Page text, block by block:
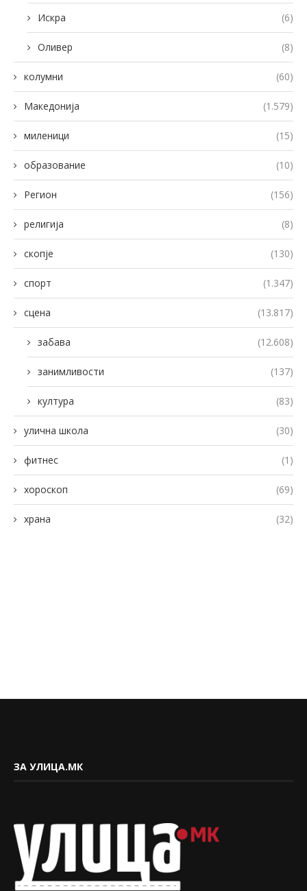
Искра (6)
Оливер (8)
колумни (60)
Македонија (1.579)
миленици (15)
образование (10)
Регион (156)
религија (8)
скопје (130)
спорт (1.347)
сцена (13.817)
забава (12.608)
занимливости (137)
култура (83)
улична школа (30)
фитнес (1)
хороскоп (69)
храна (32)
ЗА УЛИЦА.МК